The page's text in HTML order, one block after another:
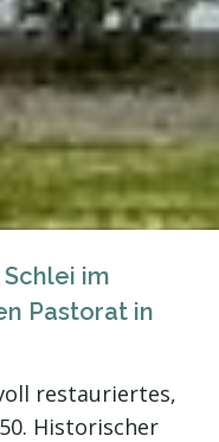
im
Pastorat in
restauriertes,
Historischer